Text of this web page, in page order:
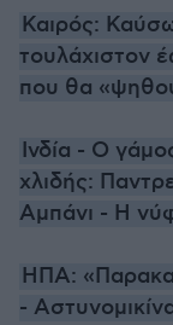
Καιρός:
τουλάχιστον
που θα
Ινδία - Ο
χλιδής:
Αμπάνι - Η
ΗΠΑ:
-